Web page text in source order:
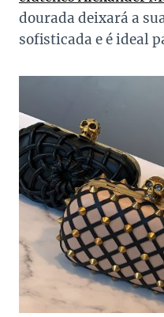
dourada deixará a
sofisticada e é ideal